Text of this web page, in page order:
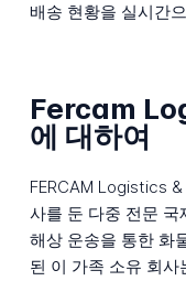
배송 현황을 실시간
Fercam
에 대하여
FERCAM Logistics
사를 둔 다중 전문 국
해상 운송을 통한 화
된 이 가족 소유 회